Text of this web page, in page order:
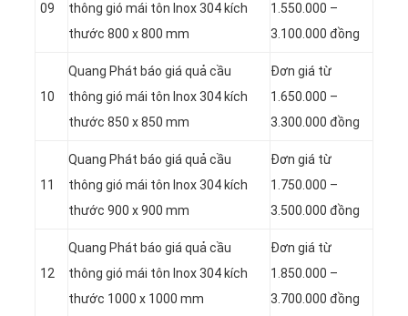
09
thông gió mái tôn Inox 304 kích
thước 800 x 800 mm
1.550.000 –
3.100.000 đồng
10
Quang Phát báo giá quả cầu
thông gió mái tôn Inox 304 kích
thước 850 x 850 mm
Đơn giá từ
1.650.000 –
3.300.000 đồng
11
Quang Phát báo giá quả cầu
thông gió mái tôn Inox 304 kích
thước 900 x 900 mm
Đơn giá từ
1.750.000 –
3.500.000 đồng
12
Quang Phát báo giá quả cầu
thông gió mái tôn Inox 304 kích
thước 1000 x 1000 mm
Đơn giá từ
1.850.000 –
3.700.000 đồng